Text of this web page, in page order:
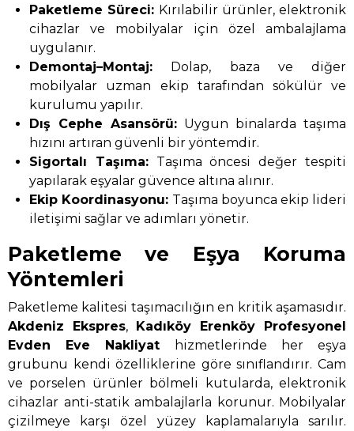
Paketleme Süreci: Kırılabilir ürünler, elektronik
cihazlar ve mobilyalar için özel ambalajlama
uygulanır.
Demontaj–Montaj: Dolap, baza ve diğer
mobilyalar uzman ekip tarafından sökülür ve
kurulumu yapılır.
Dış Cephe Asansörü: Uygun binalarda taşıma
hızını artıran güvenli bir yöntemdir.
Sigortalı Taşıma:Taşıma öncesi değer tespiti
yapılarak eşyalar güvence altına alınır.
Ekip Koordinasyonu: Taşıma boyunca ekip lideri
iletişimi sağlar ve adımları yönetir.
Paketleme ve Eşya Koruma
Yöntemleri
Paketleme kalitesi taşımacılığın en kritik aşamasıdır.
Akdeniz Ekspres, Kadıköy Erenköy Profesyonel
Evden Eve Nakliyat hizmetlerinde her eşya
grubunu kendi özelliklerine göre sınıflandırır. Cam
ve porselen ürünler bölmeli kutularda, elektronik
cihazlar anti-statik ambalajlarla korunur. Mobilyalar
çizilmeye karşı özel yüzey kaplamalarıyla sarılır.